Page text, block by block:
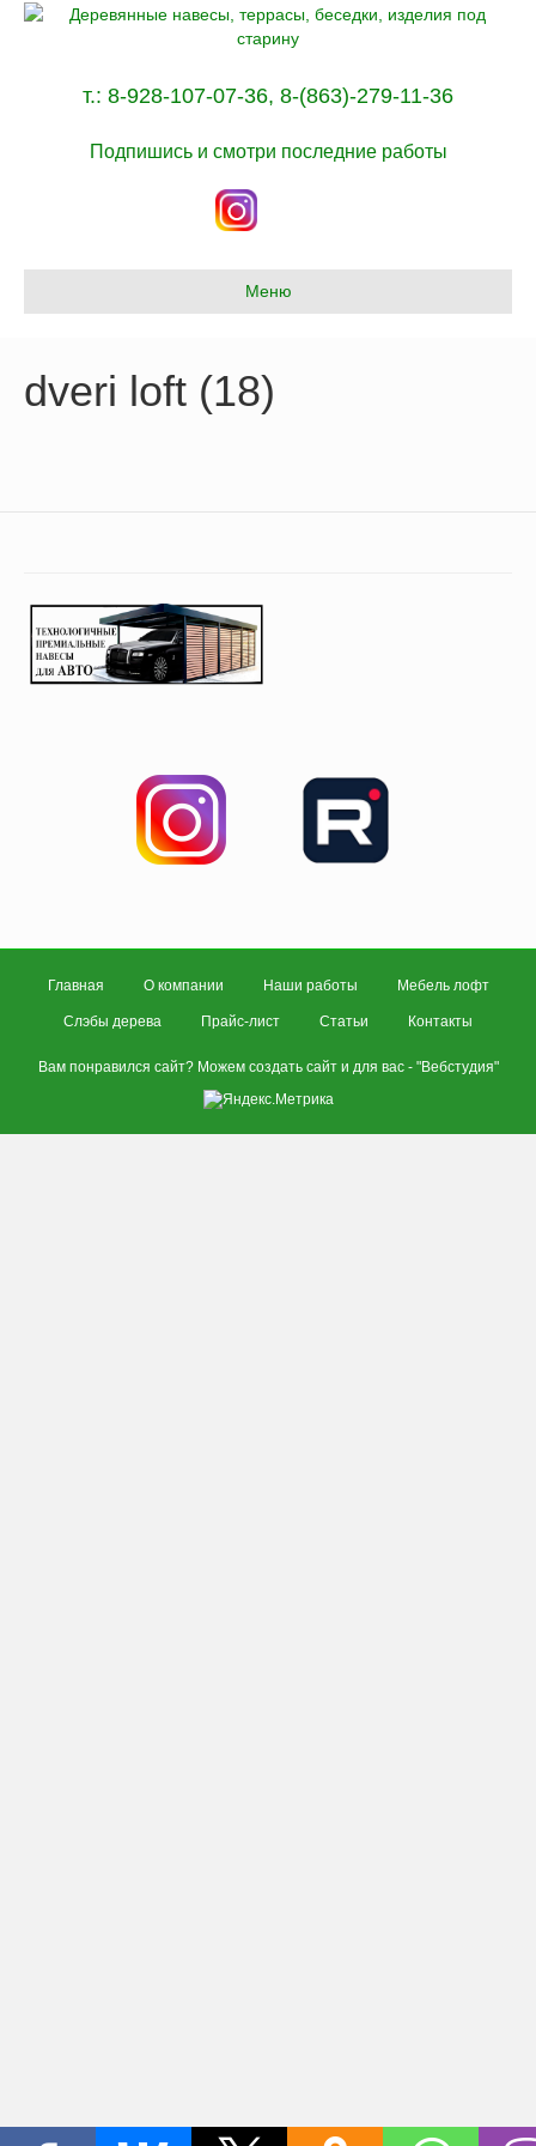
т.: 8-928-107-07-36, 8-(863)-279-11-36
Подпишись и смотри последние работы
Меню
dveri loft (18)
Главная О компании Наши работы Мебель лофт
Слэбы дерева Прайс-лист Статьи Контакты
Вам понравился сайт? Можем создать сайт и для вас - "Вебстудия"